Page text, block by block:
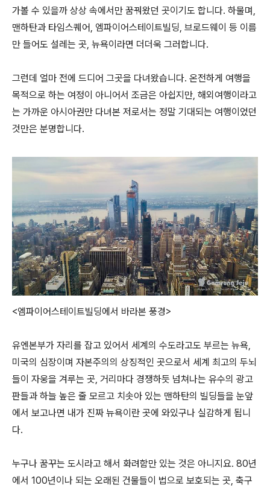
가볼 수 있을까 상상 속에서만 꿈꿔왔던 곳이기도 합니다. 하물며,
맨하탄과 타임스퀘어, 엠파이어스테이트빌딩, 브로드웨이 등 이름
만 들어도 설레는 곳, 뉴욕이라면 더더욱 그러합니다.
그런데 얼마 전에 드디어 그곳을 다녀왔습니다. 온전하게 여행을
목적으로 하는 여정이 아니어서 조금은 아쉽지만, 해외여행이라고
는 가까운 아시아권만 다녀본 저로서는 정말 기대되는 여행이었던
것만은 분명합니다.
<엠파이어스테이트빌딩에서 바라본 풍경>
유엔본부가 자리를 잡고 있어서 세계의 수도라고도 부르는 뉴욕,
미국의 심장이며 자본주의의 상징적인 곳으로서 세계 최고의 두뇌
들이 자웅을 겨루는 곳, 거리마다 경쟁하듯 넘쳐나는 유수의 광고
판들과 하늘 높은 줄 모르고 치솟아 있는 맨하탄의 빌딩들을 눈앞
에서 보고나면 내가 진짜 뉴욕이란 곳에 와있구나 실감하게 됩니
다.
누구나 꿈꾸는 도시라고 해서 화려함만 있는 것은 아니지요. 80년
에서 100년이나 되는 오래된 건물들이 법으로 보호되는 곳, 축구